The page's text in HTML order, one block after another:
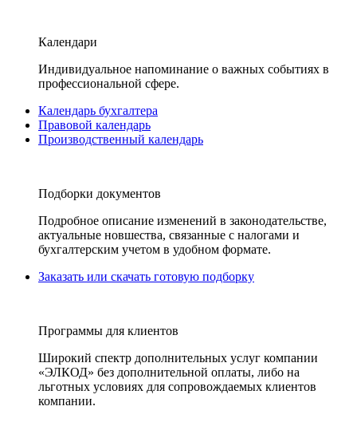
Календари
Индивидуальное напоминание о важных событиях в
профессиональной сфере.
Календарь бухгалтера
Правовой календарь
Производственный календарь
Подборки документов
Подробное описание изменений в законодательстве,
актуальные новшества, связанные с налогами и
бухгалтерским учетом в удобном формате.
Заказать или скачать готовую подборку
Программы для клиентов
Широкий спектр дополнительных услуг компании
«ЭЛКОД» без дополнительной оплаты, либо на
льготных условиях для сопровождаемых клиентов
компании.